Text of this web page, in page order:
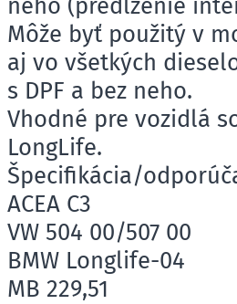
neho (predĺženie
Môže byť použitý v
aj vo všetkých
s DPF a bez neho.
Vhodné pre vozidlá
LongLife.
Špecifikácia/
ACEA C3
VW 504 00/507 00
BMW Longlife-04
MB 229,51